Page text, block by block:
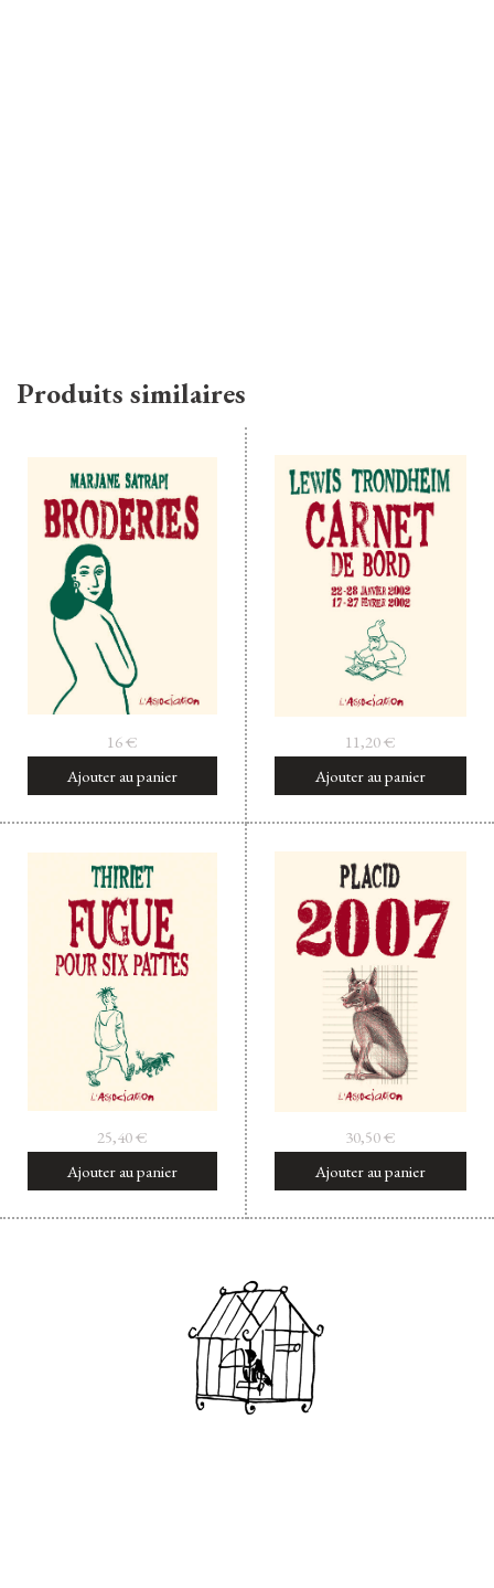
Produits similaires
16€
Ajouter au panier
11,20€
Ajouter au panier
25,40€
Ajouter au panier
30,50€
Ajouter au panier